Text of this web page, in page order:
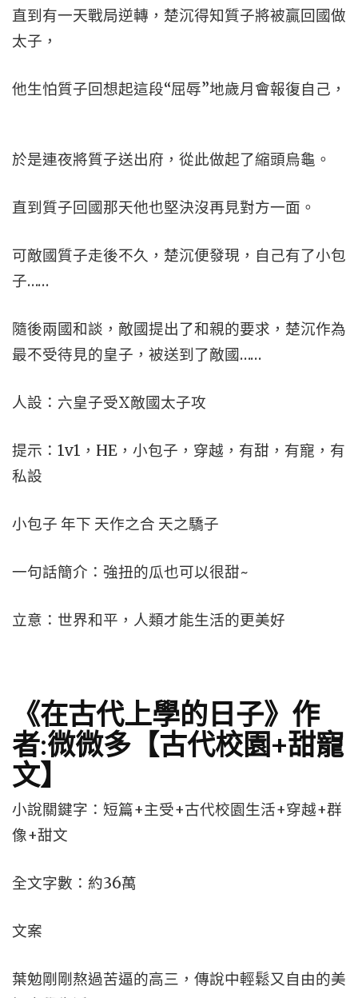
直到有一天戰局逆轉，楚沉得知質子將被贏回國做
太子，
他生怕質子回想起這段“屈辱”地歲月會報復自己，
於是連夜將質子送出府，從此做起了縮頭烏龜。
直到質子回國那天他也堅決沒再見對方一面。
可敵國質子走後不久，楚沉便發現，自己有了小包
子……
隨後兩國和談，敵國提出了和親的要求，楚沉作為
最不受待見的皇子，被送到了敵國……
人設：六皇子受X敵國太子攻
提示：1v1，HE，小包子，穿越，有甜，有寵，有
私設
小包子 年下 天作之合 天之驕子
一句話簡介：強扭的瓜也可以很甜~
立意：世界和平，人類才能生活的更美好
《在古代上學的日子》作
者:微微多【古代校園+甜寵
文】
小說關鍵字：短篇+主受+古代校園生活+穿越+群
像+甜文
全文字數：約36萬
文案
葉勉剛剛熬過苦逼的高三，傳說中輕鬆又自由的美